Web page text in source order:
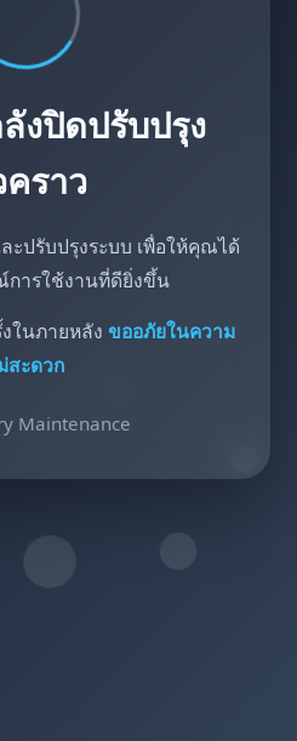
งปิดปรับปรุง
ราว
ะปรับปรุงระบบ เพื่อให้คุณได้
การใช้งานที่ดียิ่งขึ้น
ในภายหลัง ขออภัยในความ
สะดวก
Maintenance